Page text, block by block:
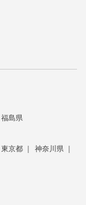
福島県
東京都
神奈川県